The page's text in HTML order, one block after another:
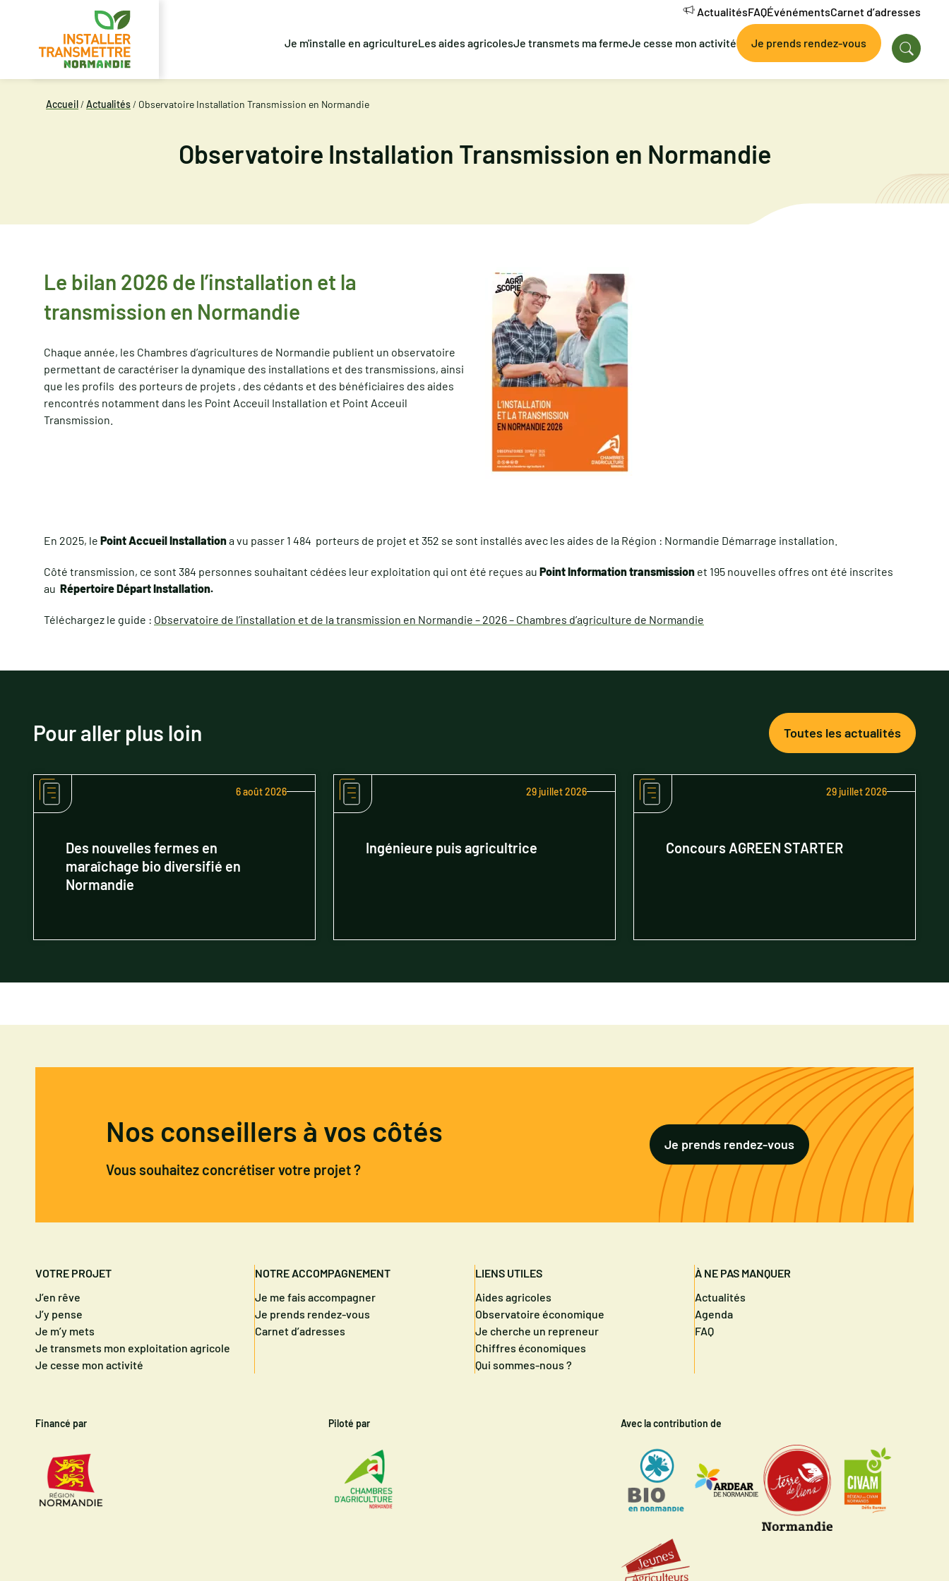
ActualitésFAQÉvénémentsCarnet d’adresses
Je m'installe en agricultureLes aides agricolesJe transmets ma fermeJe cesse mon activité Je prends rendez-vous
Accueil/ Actualités/ Observatoire Installation Transmission en Normandie
Observatoire Installation Transmission en Normandie
Le bilan 2026 de l’installation et la
transmission en Normandie
Chaque année, les Chambres d’agricultures de Normandie publient un observatoire
permettant de caractériser la dynamique des installations et des transmissions, ainsi
que les profils des porteurs de projets , des cédants et des bénéficiaires des aides
rencontrés notamment dans les Point Acceuil Installation et Point Acceuil
Transmission.
En 2025, le Point Accueil Installationa vu passer 1 484 porteurs de projet et 352 se sont installés avec les aides de la Région : Normandie Démarrage installation.
Côté transmission, ce sont 384 personnes souhaitant cédées leur exploitation qui ont été reçues au Point Information transmission et 195 nouvelles offres ont été inscrites
au Répertoire Départ Installation.
Téléchargez le guide : Observatoire de l’installation et de la transmission en Normandie – 2026 – Chambres d’agriculture de Normandie
Pour aller plus loin Toutes les actualités
6 août 2026
Des nouvelles fermes en
maraîchage bio diversifié en
Normandie
29 juillet 2026
Ingénieure puis agricultrice
29 juillet 2026
Concours AGREEN STARTER
Nos conseillers à vos côtés
Vous souhaitez concrétiser votre projet ?
Je prends rendez-vous
VOTRE PROJET
J’en rêve
J’y pense
Je m’y mets
Je transmets mon exploitation agricole
Je cesse mon activité
NOTRE ACCOMPAGNEMENT
Je me fais accompagner
Je prends rendez-vous
Carnet d’adresses
LIENS UTILES
Aides agricoles
Observatoire économique
Je cherche un repreneur
Chiffres économiques
Qui sommes-nous ?
À NE PAS MANQUER
Actualités
Agenda
FAQ
Financé par Piloté par Avec la contribution de